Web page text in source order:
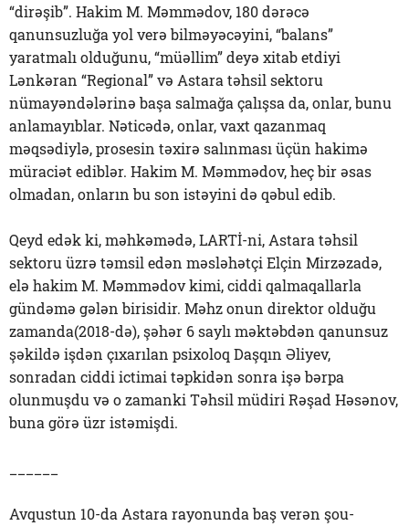
“dirəşib”. Hakim M. Məmmədov, 180 dərəcə
qanunsuzluğa yol verə bilməyəcəyini, “balans”
yaratmalı olduğunu, “müəllim” deyə xitab etdiyi
Lənkəran “Regional” və Astara təhsil sektoru
nümayəndələrinə başa salmağa çalışsa da, onlar, bunu
anlamayıblar. Nəticədə, onlar, vaxt qazanmaq
məqsədiylə, prosesin təxirə salınması üçün hakimə
müraciət ediblər. Hakim M. Məmmədov, heç bir əsas
olmadan, onların bu son istəyini də qəbul edib.
Qeyd edək ki, məhkəmədə, LARTİ-ni, Astara təhsil
sektoru üzrə təmsil edən məsləhətçi Elçin Mirzəzadə,
elə hakim M. Məmmədov kimi, ciddi qalmaqallarla
gündəmə gələn birisidir. Məhz onun direktor olduğu
zamanda(2018-də), şəhər 6 saylı məktəbdən qanunsuz
şəkildə işdən çıxarılan psixoloq Daşqın Əliyev,
sonradan ciddi ictimai təpkidən sonra işə bərpa
olunmuşdu və o zamanki Təhsil müdiri Rəşad Həsənov,
buna görə üzr istəmişdi.
Avqustun 10-da Astara rayonunda baş verən şou-